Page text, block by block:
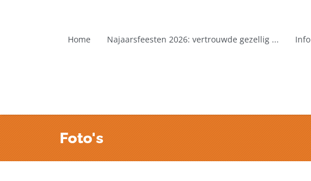
Home Najaarsfeesten 2026: vertrouwde gezellig ... Info
Foto's